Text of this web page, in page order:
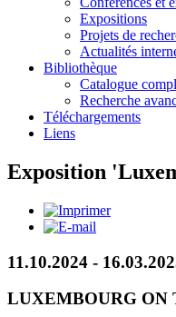
Expositions
Projets de
Actualités
Bibliothèque
Catalogue
Recherche
Téléchargements
Liens
Exposition
11.10.2024 -
LUXEMBOURG ON